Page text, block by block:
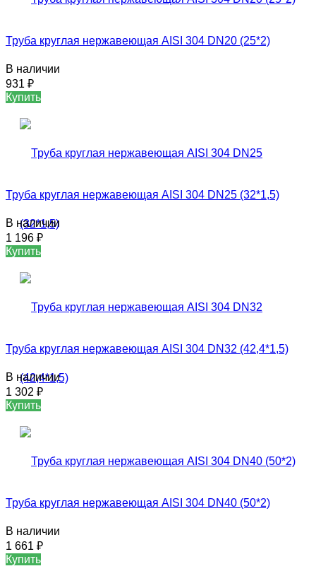
Труба круглая нержавеющая AISI 304 DN20 (25*2)
В наличии
931 ₽
Купить
Труба круглая нержавеющая AISI 304 DN25 (32*1,5)
В наличии
1 196 ₽
Купить
Труба круглая нержавеющая AISI 304 DN32 (42,4*1,5)
В наличии
1 302 ₽
Купить
Труба круглая нержавеющая AISI 304 DN40 (50*2)
В наличии
1 661 ₽
Купить